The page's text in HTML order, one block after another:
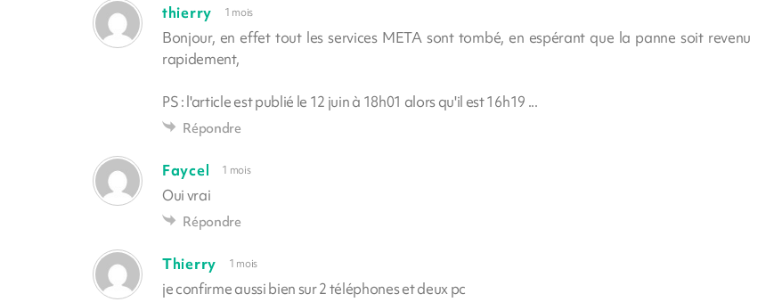
thierry 1 mois
Bonjour, en effet tout les services META sont tombé, en espérant que la panne soit revenu
rapidement,
PS : l'article est publié le 12 juin à 18h01 alors qu'il est 16h19 ...
Répondre
Faycel 1 mois
Oui vrai
Répondre
Thierry 1 mois
je confirme aussi bien sur 2 téléphones et deux pc